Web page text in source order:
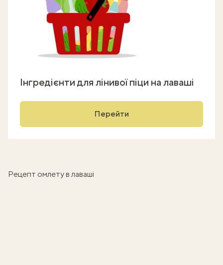
Інгредієнти для лінивої піци на лаваші
Перейти
Рецепт омлету в лаваші